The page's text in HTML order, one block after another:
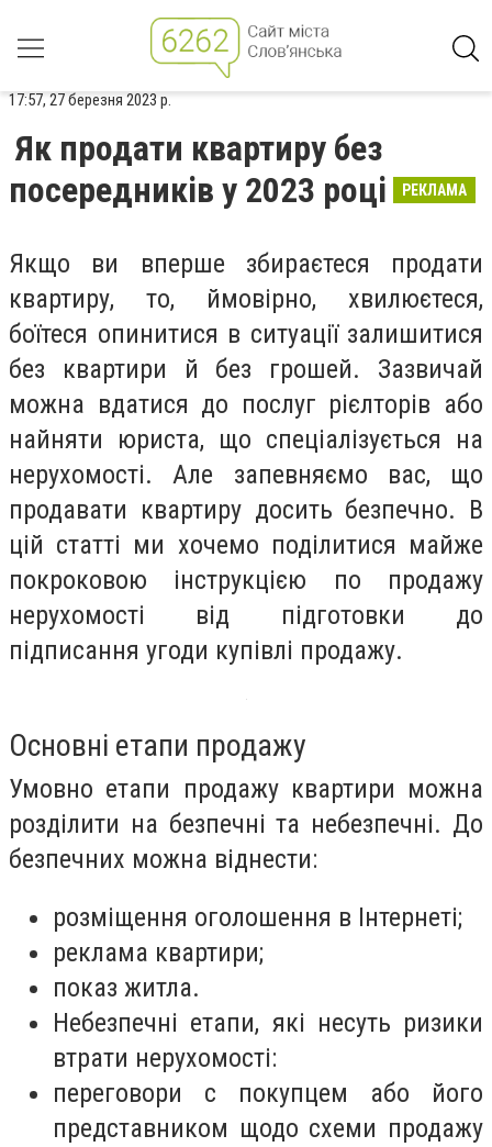
17:57, 27 березня 2023 р.
Як продати квартиру без
посередників у 2023 році
РЕКЛАМА
Якщо ви вперше збираєтеся продати
квартиру, то, ймовірно, хвилюєтеся,
боїтеся опинитися в ситуації залишитися
без квартири й без грошей. Зазвичай
можна вдатися до послуг рієлторів або
найняти юриста, що спеціалізується на
нерухомості. Але запевняємо вас, що
продавати квартиру досить безпечно. В
цій статті ми хочемо поділитися майже
покроковою інструкцією по продажу
нерухомості від підготовки до
підписання угоди купівлі продажу.
Основні етапи продажу
Умовно етапи продажу квартири можна
розділити на безпечні та небезпечні. До
безпечних можна віднести:
розміщення оголошення в Інтернеті;
реклама квартири;
показ житла.
Небезпечні етапи, які несуть ризики
втрати нерухомості:
переговори с покупцем або його
представником щодо схеми продажу